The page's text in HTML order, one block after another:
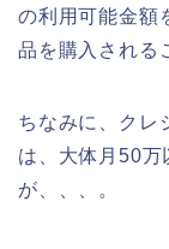
の利用可能金額
品を購入される
ちなみに、クレ
は、大体月50万
が、、、。